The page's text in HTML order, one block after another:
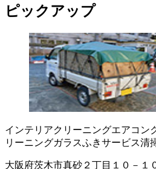
ピックアップ
インテリアクリーニングエアコン
リーニングガラスふきサービス清
大阪府茨木市真砂２丁目１０－１